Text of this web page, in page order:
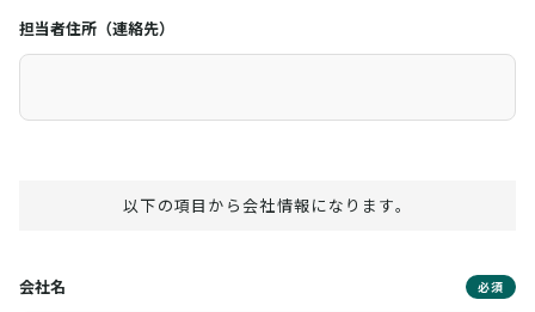
担当者住所（連絡先）
以下の項目から会社情報になります。
会社名 必須